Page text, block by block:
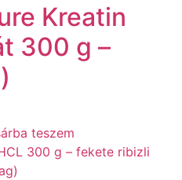
Kreatin
300 g –
teszem